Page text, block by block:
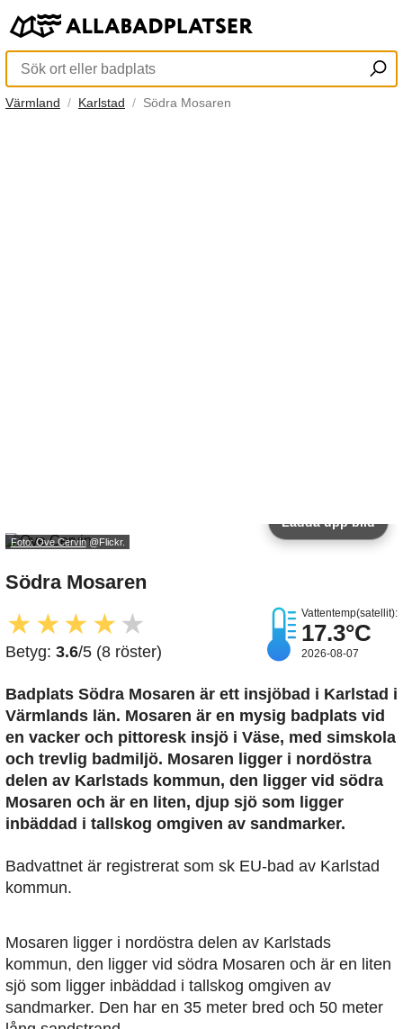
Värmland Karlstad Södra Mosaren
Foto: Ove Cervin@Flickr.
Ladda upp bild
Södra Mosaren
★ ★★ ★ ★
Betyg: 3.6/5 (8 röster)
Vattentemp(satellit):
17.3°C
2026-08-07
Badplats Södra Mosaren är ett insjöbad i Karlstad i
Värmlands län. Mosaren är en mysig badplats vid
en vacker och pittoresk insjö i Väse, med simskola
och trevlig badmiljö. Mosaren ligger i nordöstra
delen av Karlstads kommun, den ligger vid södra
Mosaren och är en liten, djup sjö som ligger
inbäddad i tallskog omgiven av sandmarker.
Badvattnet är registrerat som sk EU-bad av Karlstad
kommun.
Mosaren ligger i nordöstra delen av Karlstads
kommun, den ligger vid södra Mosaren och är en liten
sjö som ligger inbäddad i tallskog omgiven av
sandmarker. Den har en 35 meter bred och 50 meter